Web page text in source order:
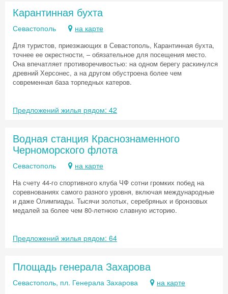
Карантинная бухта
Севастополь на карте
Для туристов, приезжающих в Севастополь, Карантинная бухта,
точнее ее окрестности, – обязательное для посещения место.
Она впечатляет противоречивостью: на одном берегу раскинулся
древний Херсонес, а на другом обустроена более чем
современная база торпедных катеров.
Предложений жилья рядом: 42
Водная станция Краснознаменного
Черноморского флота
Севастополь на карте
На счету 44-го спортивного клуба ЧФ сотни громких побед на
соревнованиях самого разного уровня, включая международные
и даже Олимпиады. Тысячи золотых, серебряных и бронзовых
медалей за более чем 80-летнюю славную историю.
Предложений жилья рядом: 64
Площадь генерала Захарова
Севастополь, пл. Генерала Захарова на карте